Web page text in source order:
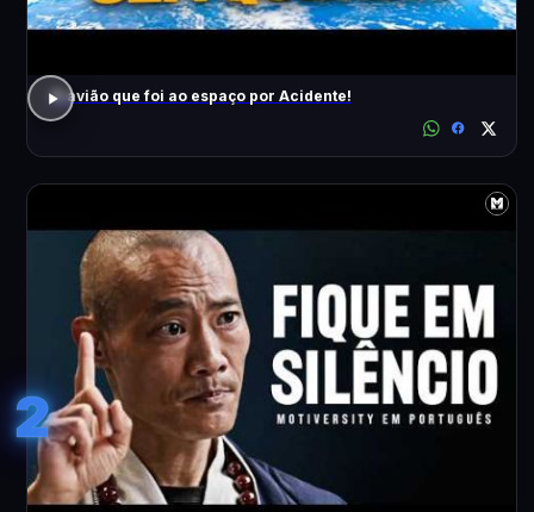
O avião que foi ao espaço por Acidente!
2